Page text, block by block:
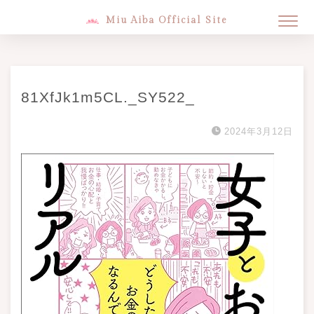
Miu Aiba Official Site
81XfJk1m5CL._SY522_
2024年3月12日